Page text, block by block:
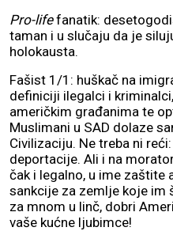
Pro-lifefanatik:
taman i u slučaju da je
holokausta.
Fašist 1/1: huškač na
definiciji ilegalci i
američkim građanima te
Muslimani u SAD dolaze
Civilizaciju. Ne treba ni
deportacije. Ali i na
čak i legalno, u ime zaštite
sankcije za zemlje koje im
za mnom u linč, dobri
vaše kućne ljubimce!